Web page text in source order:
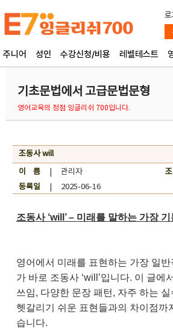
로
주니어 성인 수강신청/비용 레벨테스트
기초문법에서 고급문법문형
영어교육의 정점 잉글리쉬 700입니다.
조동사 will
이 름| 관리자
등록일| 2025-06-16
조동사 ‘will’ – 미래를 말하는 가장
영어에서 미래를 표현하는 가장 일
가 바로 조동사 ‘will’입니다. 이 글에
쓰임, 다양한 문장 패턴, 자주 하는 실
헷갈리기 쉬운 표현들과의 차이점까
습니다.